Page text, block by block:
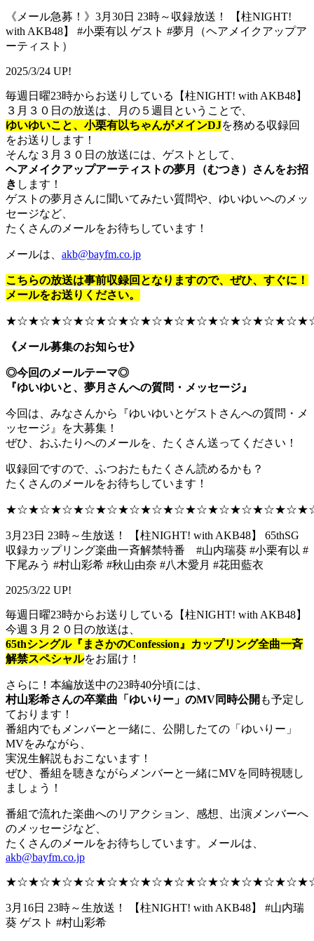
《メール急募！》3月30日 23時～収録放送！ 【柱NIGHT!
with AKB48】 #小栗有以 ゲスト #夢月（ヘアメイクアップア
ーティスト）
2025/3/24 UP!
毎週日曜23時からお送りしている【柱NIGHT! with AKB48】
３月３０日の放送は、月の５週目ということで、
ゆいゆいこと、小栗有以ちゃんがメインDJを務める収録回
をお送りします！
そんな３月３０日の放送には、ゲストとして、
ヘアメイクアップアーティストの夢月（むつき）さんをお招
き します！
ゲストの夢月さんに聞いてみたい質問や、ゆいゆいへのメッ
セージなど、
たくさんのメールをお待ちしています！
メールは、 akb@bayfm.co.jp
こちらの放送は事前収録回となりますので、ぜひ、すぐに！
メールをお送りください。
《メール募集のお知らせ》
◎今回のメールテーマ◎
『ゆいゆいと、夢月さんへの質問・メッセージ』
今回は、みなさんから『ゆいゆいとゲストさんへの質問・メ
ッセージ』を大募集！
ぜひ、おふたりへのメールを、たくさん送ってください！
収録回ですので、ふつおたもたくさん読めるかも？
たくさんのメールをお待ちしています！
3月23日 23時～生放送！ 【柱NIGHT! with AKB48】 65thSG
収録カップリング楽曲一斉解禁特番 #山内瑞葵 #小栗有以 #
下尾みう #村山彩希 #秋山由奈 #八木愛月 #花田藍衣
2025/3/22 UP!
毎週日曜23時からお送りしている【柱NIGHT! with AKB48】
今週３月２０日の放送は、
65thシングル『まさかのConfession』カップリング全曲一斉
解禁スペシャルをお届け！
さらに！本編放送中の23時40分頃には、
村山彩希さんの卒業曲「ゆいりー」のMV同時公開 も予定し
ております！
番組内でもメンバーと一緒に、公開したての「ゆいりー」
MVをみながら、
実況生解説もおこないます！
ぜひ、番組を聴きながらメンバーと一緒にMVを同時視聴し
ましょう！
番組で流れた楽曲へのリアクション、感想、出演メンバーへ
のメッセージなど、
たくさんのメールをお待ちしています。メールは、
akb@bayfm.co.jp
3月16日 23時～生放送！ 【柱NIGHT! with AKB48】 #山内瑞
葵 ゲスト #村山彩希